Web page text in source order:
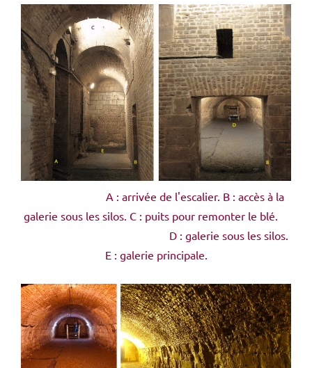
A : arrivée de l'escalier. B : accès à la
galerie sous les silos. C : puits pour remonter le blé.
D : galerie sous les silos.
E : galerie principale.